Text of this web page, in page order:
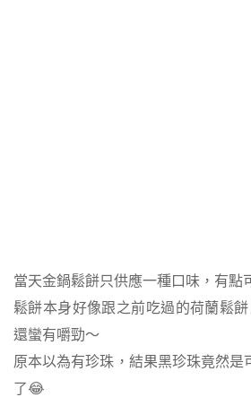
當天金鍋鬆餅只供應一種口味，有點
鬆餅本身好像跟之前吃過的荷蘭鬆
還蠻有嚼勁～
原本以為有珍珠，結果黑珍珠竟然是
了😂